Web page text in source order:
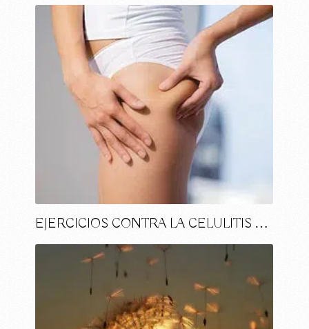
EJERCICIOS CONTRA LA CELULITIS …